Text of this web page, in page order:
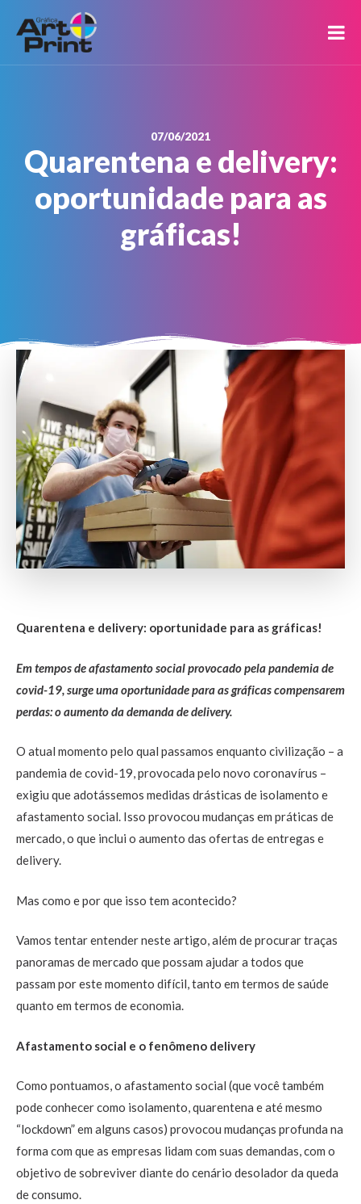
07/06/2021
Quarentena e delivery:
oportunidade para as
gráficas!
Quarentena e delivery: oportunidade para as gráficas!
Em tempos de afastamento social provocado pela pandemia de
covid-19, surge uma oportunidade para as gráficas compensarem
perdas: o aumento da demanda de delivery.
O atual momento pelo qual passamos enquanto civilização – a
pandemia de covid-19, provocada pelo novo coronavírus –
exigiu que adotássemos medidas drásticas de isolamento e
afastamento social. Isso provocou mudanças em práticas de
mercado, o que inclui o aumento das ofertas de entregas e
delivery.
Mas como e por que isso tem acontecido?
Vamos tentar entender neste artigo, além de procurar traças
panoramas de mercado que possam ajudar a todos que
passam por este momento difícil, tanto em termos de saúde
quanto em termos de economia.
Afastamento social e o fenômeno delivery
Como pontuamos, o afastamento social (que você também
pode conhecer como isolamento, quarentena e até mesmo
“lockdown” em alguns casos) provocou mudanças profunda na
forma com que as empresas lidam com suas demandas, com o
objetivo de sobreviver diante do cenário desolador da queda
de consumo.